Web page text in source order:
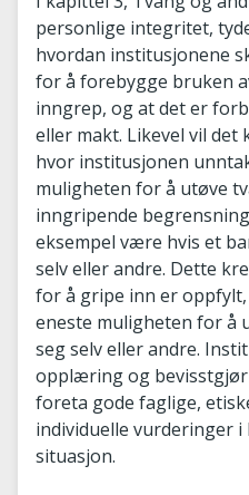
personlige integritet,
hvordan institusjonene
for å forebygge bruken
inngrep, og at det er
eller makt. Likevel vil
hvor institusjonen
muligheten for å utøve
inngripende
eksempel være hvis et
selv eller andre. Dette
for å gripe inn er
eneste muligheten for å
seg selv eller andre.
opplæring og
foreta gode faglige,
individuelle vurderinger
situasjon.